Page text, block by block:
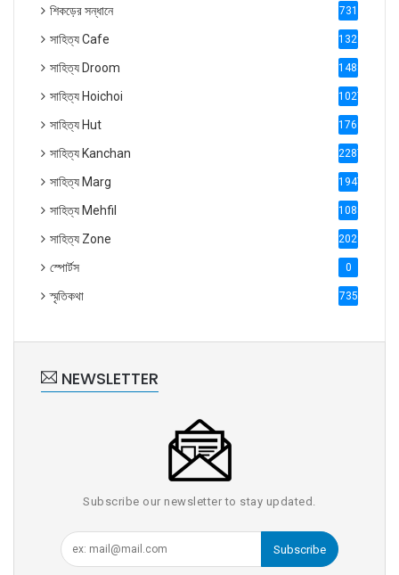
শিকড়ের সন্ধানে 731
সাহিত্য Cafe 1321
সাহিত্য Droom 1488
সাহিত্য Hoichoi 1027
সাহিত্য Hut 1769
সাহিত্য Kanchan 2287
সাহিত্য Marg 1947
সাহিত্য Mehfil 1088
সাহিত্য Zone 2028
স্পোর্টস 0
স্মৃতিকথা 735
NEWSLETTER
Subscribe our newsletter to stay updated.
Subscribe